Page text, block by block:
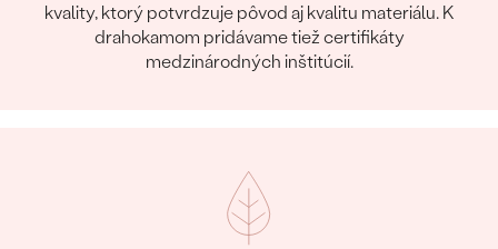
kvality, ktorý potvrdzuje pôvod aj kvalitu materiálu. K
drahokamom pridávame tiež certifikáty
medzinárodných inštitúcií.